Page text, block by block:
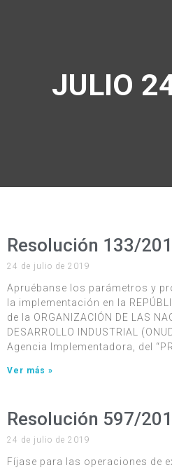
JULIO
Resolución 133/
24 de julio de 2019
Apruébanse los parámetros y
la implementación en la
de la ORGANIZACIÓN DE LAS
DESARROLLO INDUSTRIAL
Agencia Implementadora, del
Ver más »
Resolución 597/
24 de julio de 2019
Fíjase para las operaciones de